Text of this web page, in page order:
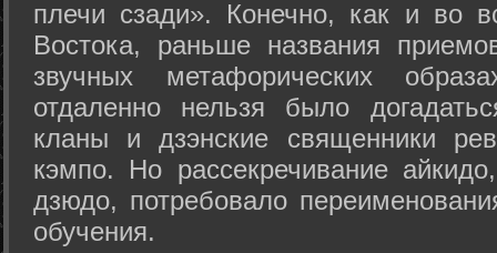
плечи сзади». Конечно, как и во
Востока, раньше названия
звучных метафорических
отдаленно нельзя было
кланы и дзэнские священники
кэмпо. Но рассекречивание
дзюдо, потребовало
обучения.